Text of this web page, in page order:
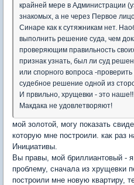
крайней мере в Администрации
знакомых, а не через Первое
Синаре как к сутяжникам нет.
выполнить решение суда, чем
проверяющим правильность
признак узнать, был ли суд
или спорного вопроса -
судебное решение одной из
И првильно, хрущевки - это
Макдака не удовлетворяют!
мой золотой, могу показать
которую мне построили. как раз
Инициативы.
Вы правы, мой бриллиантовый -
проблему, сначала из хрущевки
построили мне новую квартиру,